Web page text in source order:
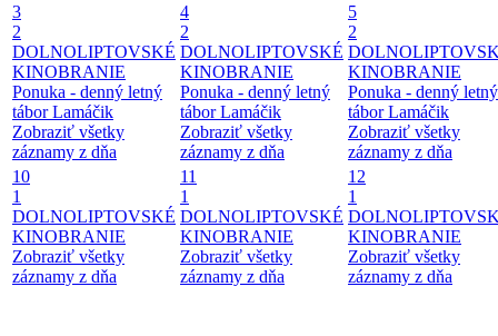
3
2
DOLNOLIPTOVSKÉ
KINOBRANIE
Ponuka - denný letný
tábor Lamáčik
Zobraziť všetky
záznamy z dňa
4
2
DOLNOLIPTOVSKÉ
KINOBRANIE
Ponuka - denný letný
tábor Lamáčik
Zobraziť všetky
záznamy z dňa
5
2
KINOBRANIE
Ponuka - denný letný
tábor Lamáčik
Zobraziť všetky
záznamy z dňa
10
1
DOLNOLIPTOVSKÉ
KINOBRANIE
Zobraziť všetky
záznamy z dňa
11
1
DOLNOLIPTOVSKÉ
KINOBRANIE
Zobraziť všetky
záznamy z dňa
12
1
KINOBRANIE
Zobraziť všetky
záznamy z dňa